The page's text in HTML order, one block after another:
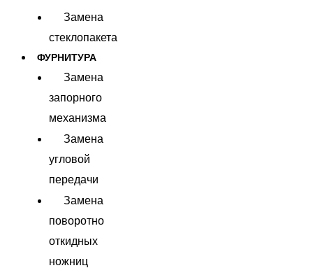
Замена
стеклопакета
ФУРНИТУРА
Замена
запорного
механизма
Замена
угловой
передачи
Замена
поворотно
откидных
ножниц